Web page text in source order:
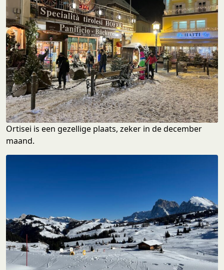
Ortisei is een gezellige plaats, zeker in de december
maand.